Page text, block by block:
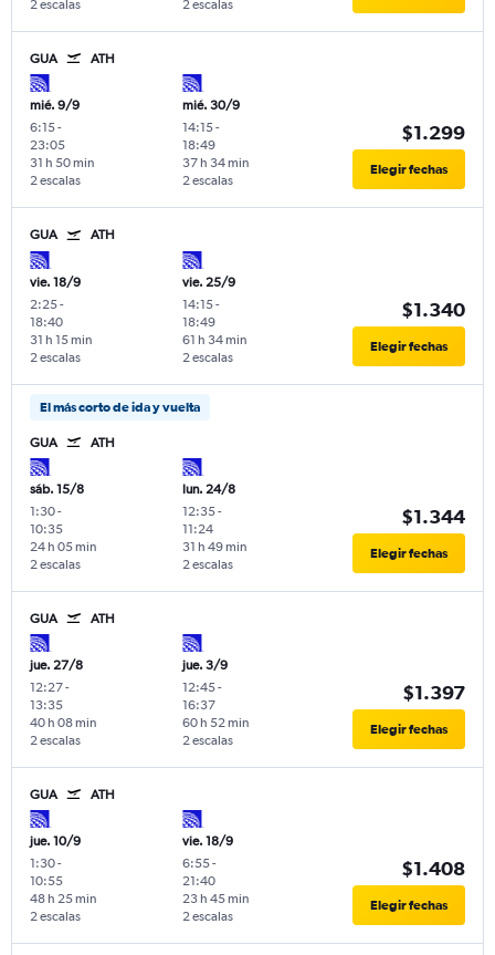
2 escalas 2 escalas
GUA ATH
mié. 9/9
6:15-
23:05
2 escalas
31 h 50 min
mié. 30/9
14:15-
18:49
2 escalas
37 h 34 min
$1.299
Elegir fechas
GUA ATH
vie. 18/9
2:25-
18:40
2 escalas
31 h 15 min
vie. 25/9
14:15-
18:49
2 escalas
61 h 34 min
$1.340
Elegir fechas
El más corto de ida y vuelta
GUA ATH
sáb. 15/8
1:30-
10:35
2 escalas
24 h 05 min
lun. 24/8
12:35-
11:24
2 escalas
31 h 49 min
$1.344
Elegir fechas
GUA ATH
jue. 27/8
12:27-
13:35
2 escalas
40 h 08 min
jue. 3/9
12:45-
16:37
2 escalas
60 h 52 min
$1.397
Elegir fechas
GUA ATH
jue. 10/9
1:30-
10:55
2 escalas
48 h 25 min
vie. 18/9
6:55-
21:40
2 escalas
23 h 45 min
$1.408
Elegir fechas